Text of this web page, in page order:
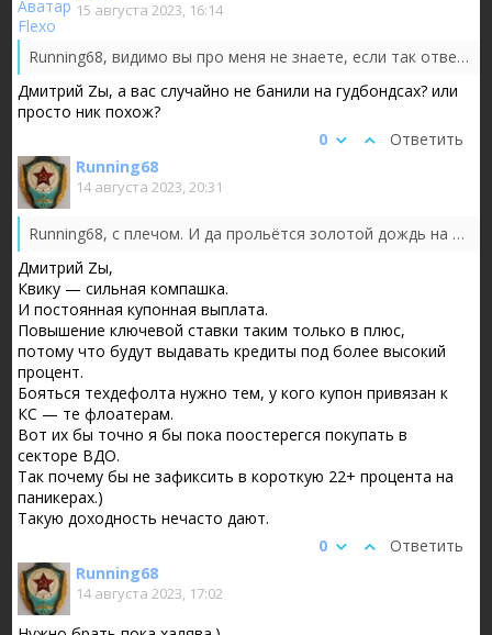
15 августа 2023, 16:14
Running68, видимо вы про меня не знаете, если так ответили
Дмитрий Zы, а вас случайно не банили на гудбондсах? или
просто ник похож?
Ответить
0
Running68
14 августа 2023, 20:31
Running68, с плечом. И да прольётся золотой дождь на оферте.
Дмитрий Zы,
Квику — сильная компашка.
И постоянная купонная выплата.
Повышение ключевой ставки таким только в плюс,
потому что будут выдавать кредиты под более высокий
процент.
Бояться техдефолта нужно тем, у кого купон привязан к
КС — те флоатерам.
Вот их бы точно я бы пока поостерегся покупать в
секторе ВДО.
Так почему бы не зафиксить в короткую 22+ процента на
паникерах.)
Такую доходность нечасто дают.
Ответить
0
Running68
14 августа 2023, 17:02